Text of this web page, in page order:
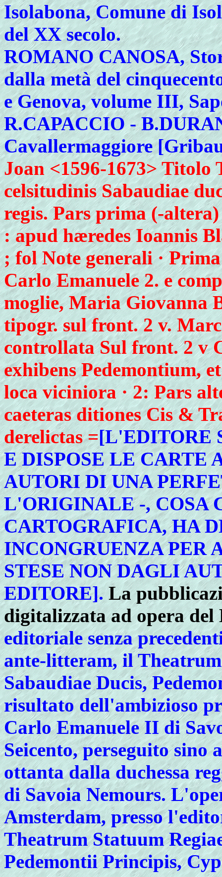
Isolabona, Comune di
del XX secolo.
ROMANOCANOSA,
dalla metà del
e Genova, volume III,
R.CAPACCIO -
Cavallermaggiore
Joan <1596-1673> Titolo
celsitudinis Sabaudiae
regis. Pars prima (-
: apud hæredes Ioannis
; fol Note generali ·
Carlo Emanuele 2. e
moglie, Maria Giovanna
tipogr. sul front. 2 v.
controllata Sul front. 2 v
exhibens Pedemontium,
loca viciniora · 2: Pars
caeteras ditiones Cis &
derelictas =[L'EDITORE
E DISPOSE LE CARTE
AUTORI DI UNA
L'ORIGINALE -, COSA
CARTOGRAFICA, HA
INCONGRUENZA PER
STESE NON DAGLI
EDITORE].La
digitalizzata ad opera del
editoriale senza
ante-litteram, il
Sabaudiae Ducis,
risultato dell'ambizioso
Carlo Emanuele II di
Seicento, perseguito sino
ottanta dalla duchessa
di Savoia Nemours.
Amsterdam, presso
Theatrum Statuum
Pedemontii Principis,